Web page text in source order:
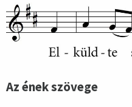
Az ének szövege